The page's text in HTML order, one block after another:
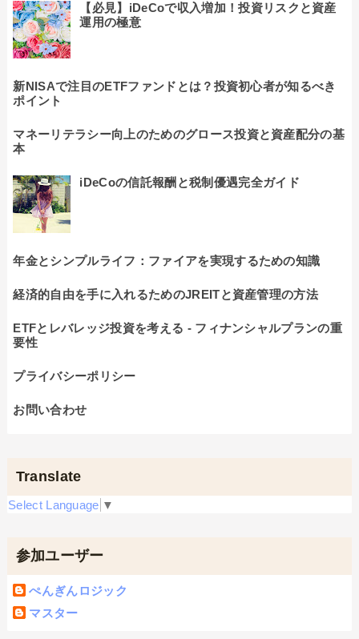
【必見】iDeCoで収入増加！投資リスクと資産
運用の極意
新NISAで注目のETFファンドとは？投資初心者が知るべき
ポイント
マネーリテラシー向上のためのグロース投資と資産配分の基
本
iDeCoの信託報酬と税制優遇完全ガイド
年金とシンプルライフ：ファイアを実現するための知識
経済的自由を手に入れるためのJREITと資産管理の方法
ETFとレバレッジ投資を考える - フィナンシャルプランの重
要性
プライバシーポリシー
お問い合わせ
Translate
Select Language ▼
参加ユーザー
ぺんぎんロジック
マスター